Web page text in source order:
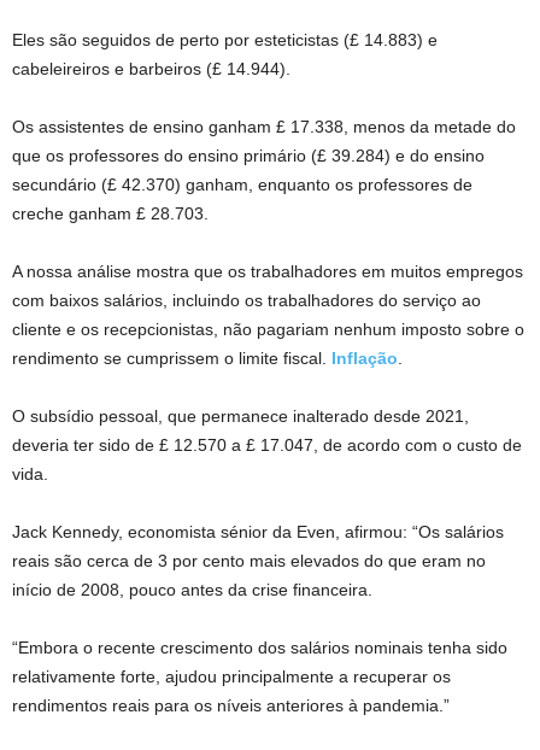
Eles são seguidos de perto por esteticistas (£ 14.883) e
cabeleireiros e barbeiros (£ 14.944).
Os assistentes de ensino ganham £ 17.338, menos da metade do
que os professores do ensino primário (£ 39.284) e do ensino
secundário (£ 42.370) ganham, enquanto os professores de
creche ganham £ 28.703.
A nossa análise mostra que os trabalhadores em muitos empregos
com baixos salários, incluindo os trabalhadores do serviço ao
cliente e os recepcionistas, não pagariam nenhum imposto sobre o
rendimento se cumprissem o limite fiscal. Inflação
O subsídio pessoal, que permanece inalterado desde 2021,
deveria ter sido de £ 12.570 a £ 17.047, de acordo com o custo de
vida.
Jack Kennedy, economista sénior da Even, afirmou: “Os salários
reais são cerca de 3 por cento mais elevados do que eram no
início de 2008, pouco antes da crise financeira.
“Embora o recente crescimento dos salários nominais tenha sido
relativamente forte, ajudou principalmente a recuperar os
rendimentos reais para os níveis anteriores à pandemia.”